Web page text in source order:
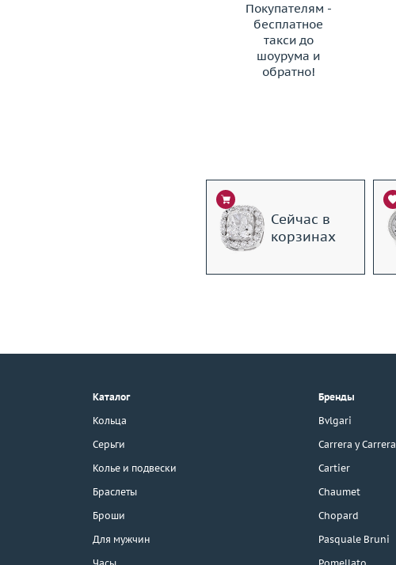
г. Москва, Тихвинский пер., д. 7,
3D-тур по шоуруму
Покупателям -
бесплатное
такси до
шоурума и
обратно!
ЗАКАЗАТЬ ТАКСИ
Сейчас в
корзинах
Каталог
Кольца
Серьги
Колье и подвески
Браслеты
Броши
Для мужчин
Бренды
Bvlgari
Carrera y Carrera
Cartier
Chaumet
Chopard
Pasquale Bruni